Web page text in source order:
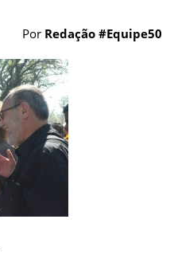
Por Redação #Equipe50